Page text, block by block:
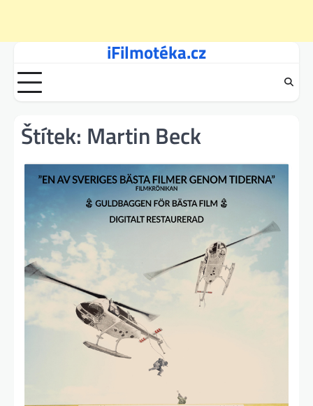
content
iFilmotéka.cz
Štítek: Martin Beck